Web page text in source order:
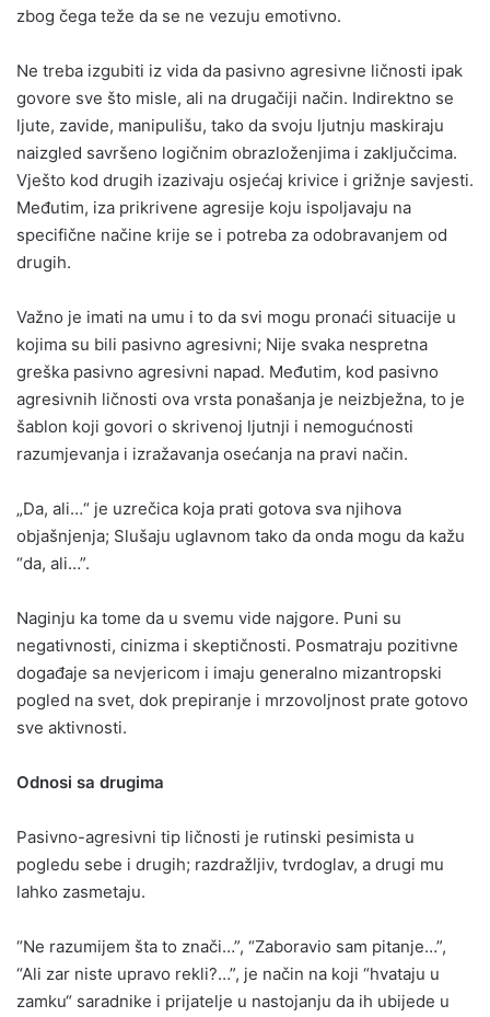
zbog čega teže da se ne vezuju emotivno.
Ne treba izgubiti iz vida da pasivno agresivne ličnosti ipak
govore sve što misle, ali na drugačiji način. Indirektno se
ljute, zavide, manipulišu, tako da svoju ljutnju maskiraju
naizgled savršeno logičnim obrazloženjima i zaključcima.
Vješto kod drugih izazivaju osjećaj krivice i grižnje savjesti.
Međutim, iza prikrivene agresije koju ispoljavaju na
specifične načine krije se i potreba za odobravanjem od
drugih.
Važno je imati na umu i to da svi mogu pronaći situacije u
kojima su bili pasivno agresivni; Nije svaka nespretna
greška pasivno agresivni napad. Međutim, kod pasivno
agresivnih ličnosti ova vrsta ponašanja je neizbježna, to je
šablon koji govori o skrivenoj ljutnji i nemogućnosti
razumjevanja i izražavanja osećanja na pravi način.
„Da, ali…“ je uzrečica koja prati gotova sva njihova
objašnjenja; Slušaju uglavnom tako da onda mogu da kažu
“da, ali…”.
Naginju ka tome da u svemu vide najgore. Puni su
negativnosti, cinizma i skeptičnosti. Posmatraju pozitivne
događaje sa nevjericom i imaju generalno mizantropski
pogled na svet, dok prepiranje i mrzovoljnost prate gotovo
sve aktivnosti.
Odnosi sa drugima
Pasivno-agresivni tip ličnosti je rutinski pesimista u
pogledu sebe i drugih; razdražljiv, tvrdoglav, a drugi mu
lahko zasmetaju.
“Ne razumijem šta to znači…”, “Zaboravio sam pitanje…”,
“Ali zar niste upravo rekli?…”, je način na koji “hvataju u
zamku“ saradnike i prijatelje u nastojanju da ih ubijede u